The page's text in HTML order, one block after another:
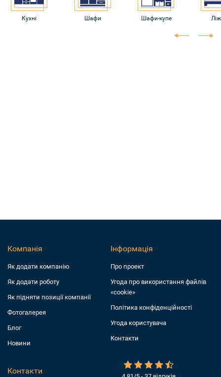
Кухні Шафи Шафи-купе
Компанія
Як додати компанiю
Як додати роботу
Як підняти позиції компанії
Фотогалерея
Блог
Новини
Інформація
Про проект
Угода про використання файлів
«cookie»
Політика конфіденційності
Угода користувача
Контакти
Контакти